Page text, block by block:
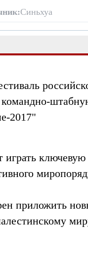
Синьхуа
2017"
ключевую
приложить